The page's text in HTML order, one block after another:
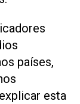
países,
esta